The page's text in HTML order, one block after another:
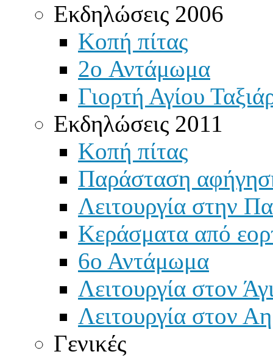
Εκδηλώσεις 2006
Κοπή πίτας
2o Αντάμωμα
Γιορτή Αγίου
Εκδηλώσεις 2011
Κοπή πίτας
Παράσταση
Λειτουργία στην
Κεράσματα από
6ο Αντάμωμα
Λειτουργία στον
Λειτουργία στον
Γενικές